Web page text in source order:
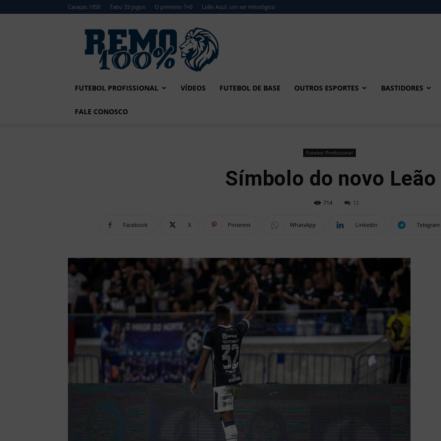
Caracas 1950 Tabu 33 jogos O primeiro 7×0 Leão Azul: um ser mitológico
Remo
FUTEBOL PROFISSIONAL VÍDEOS FUTEBOL DE BASE OUTROS ESPORTES BASTIDORES
FALE CONOSCO
Futebol Profissional
Símbolo do novo Leão
714 12
Facebook X Pinterest WhatsApp Linkedin Telegram